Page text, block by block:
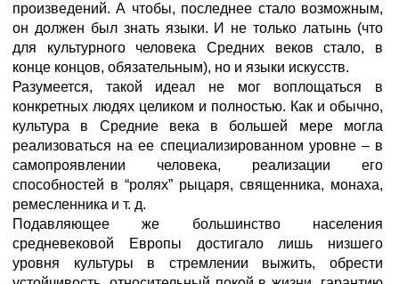
произведений. А чтобы, последнее стало возможным,
он должен был знать языки. И не только латынь (что
для культурного человека Средних веков стало, в
конце концов, обязательным), но и языки искусств.
Разумеется, такой идеал не мог воплощаться в
конкретных людях целиком и полностью. Как и обычно,
культура в Средние века в большей мере могла
реализоваться на ее специализированном уровне – в
самопроявлении человека, реализации его
способностей в “ролях” рыцаря, священника, монаха,
ремесленника и т. д.
Подавляющее же большинство населения
средневековой Европы достигало лишь низшего
уровня культуры в стремлении выжить, обрести